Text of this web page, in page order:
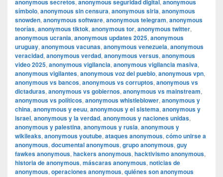
anonymous secretos, anonymous seguridad digital, anonymous
símbolo, anonymous sin censura, anonymous siria, anonymous
snowden, anonymous software, anonymous telegram, anonymous
teorías, anonymous tiktok, anonymous tor, anonymous twitter,
anonymous ucrania, anonymous updates 2025, anonymous
uruguay, anonymous vacunas, anonymous venezuela, anonymous
veracidad, anonymous verdad, anonymous versus, anonymous
video 2025, anonymous vigilancia, anonymous vigilancia masiva,
anonymous vigilantes, anonymous voz del pueblo, anonymous vpn,
anonymous vs bancos, anonymous vs corruptos, anonymous vs
dictaduras, anonymous vs gobiernos, anonymous vs mainstream,
anonymous vs políticos, anonymous whistleblower, anonymous y
china, anonymous y eeuu, anonymous y el sistema, anonymous y
israel, anonymous y la verdad, anonymous y naciones unidas,
anonymous y palestina, anonymous y rusia, anonymous y
wikileaks, anonymous youtube, ataques anonymous, cómo unirse a
anonymous, documental anonymous, grupo anonymous, guy
fawkes anonymous, hackers anonymous, hacktivismo anonymous,
historia de anonymous, máscaras anonymous, noticias de
anonymous, operaciones anonymous, quiénes son anonymous